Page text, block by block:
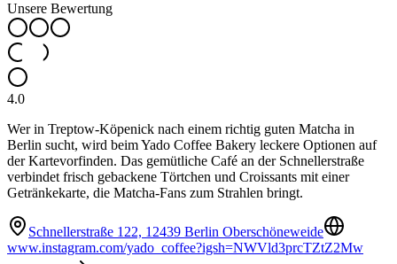
Unsere Bewertung
4.0
Wer in Treptow-Köpenick nach einem richtig guten Matcha in
Berlin sucht, wird beim Yado Coffee Bakery leckere Optionen auf
der Kartevorfinden. Das gemütliche Café an der Schnellerstraße
verbindet frisch gebackene Törtchen und Croissants mit einer
Getränkekarte, die Matcha-Fans zum Strahlen bringt.
Schnellerstraße 122, 12439 Berlin Oberschöneweide
www.instagram.com/yado_coffee?igsh=NWVld3prcTZtZ2Mw